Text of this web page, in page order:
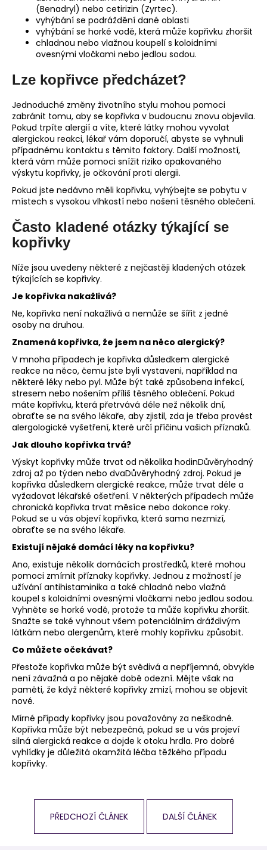
(Benadryl) nebo cetirizin (Zyrtec).
vyhýbání se podráždění dané oblasti
vyhýbání se horké vodě, která může kopřivku zhoršit
chladnou nebo vlažnou koupelí s koloidními
ovesnými vločkami nebo jedlou sodou.
Lze kopřivce předcházet?
Jednoduché změny životního stylu mohou pomoci
zabránit tomu, aby se kopřivka v budoucnu znovu objevila.
Pokud trpíte alergií a víte, které látky mohou vyvolat
alergickou reakci, lékař vám doporučí, abyste se vyhnuli
případnému kontaktu s těmito faktory. Další možností,
která vám může pomoci snížit riziko opakovaného
výskytu kopřivky, je očkování proti alergii.
Pokud jste nedávno měli kopřivku, vyhýbejte se pobytu v
místech s vysokou vlhkostí nebo nošení těsného oblečení.
Často kladené otázky týkající se
kopřivky
Níže jsou uvedeny některé z nejčastěji kladených otázek
týkajících se kopřivky.
Je kopřivka nakažlivá?
Ne, kopřivka není nakažlivá a nemůže se šířit z jedné
osoby na druhou.
Znamená kopřivka, že jsem na něco alergický?
V mnoha případech je kopřivka důsledkem alergické
reakce na něco, čemu jste byli vystaveni, například na
některé léky nebo pyl. Může být také způsobena infekcí,
stresem nebo nošením příliš těsného oblečení. Pokud
máte kopřivku, která přetrvává déle než několik dní,
obraťte se na svého lékaře, aby zjistil, zda je třeba provést
alergologické vyšetření, které určí příčinu vašich příznaků.
Jak dlouho kopřivka trvá?
Výskyt kopřivky může trvat od několika hodinDůvěryhodný
zdroj až po týden nebo dvaDůvěryhodný zdroj. Pokud je
kopřivka důsledkem alergické reakce, může trvat déle a
vyžadovat lékařské ošetření. V některých případech může
chronická kopřivka trvat měsíce nebo dokonce roky.
Pokud se u vás objeví kopřivka, která sama nezmizí,
obraťte se na svého lékaře.
Existují nějaké domácí léky na kopřivku?
Ano, existuje několik domácích prostředků, které mohou
pomoci zmírnit příznaky kopřivky. Jednou z možností je
užívání antihistaminika a také chladná nebo vlažná
koupel s koloidními ovesnými vločkami nebo jedlou sodou.
Vyhněte se horké vodě, protože ta může kopřivku zhoršit.
Snažte se také vyhnout všem potenciálním dráždivým
látkám nebo alergenům, které mohly kopřivku způsobit.
Co můžete očekávat?
Přestože kopřivka může být svědivá a nepříjemná, obvykle
není závažná a po nějaké době odezní. Mějte však na
paměti, že když některé kopřivky zmizí, mohou se objevit
nové.
Mírné případy kopřivky jsou považovány za neškodné.
Kopřivka může být nebezpečná, pokud se u vás projeví
silná alergická reakce a dojde k otoku hrdla. Pro dobré
vyhlídky je důležitá okamžitá léčba těžkého případu
kopřivky.
PŘEDCHOZÍ ČLÁNEK DALŠÍ ČLÁNEK